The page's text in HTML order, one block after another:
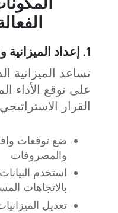
1. إعداد الميزانية والتنبؤ
تساعد الميزانية
على توقع الأداء
القرار
ضع توقعات
والمصروفات
استخدم البيانات
بالاتجاهات
تعديل